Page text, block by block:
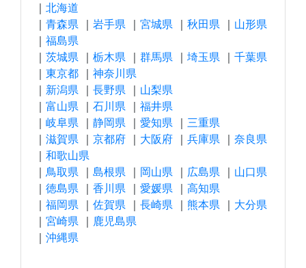
｜ 北海道
｜ 青森県 ｜ 岩手県 ｜ 宮城県 ｜ 秋田県 ｜ 山形県
｜ 福島県
｜ 茨城県 ｜ 栃木県 ｜ 群馬県 ｜ 埼玉県 ｜ 千葉県
｜ 東京都 ｜ 神奈川県
｜ 新潟県 ｜ 長野県 ｜ 山梨県
｜ 富山県 ｜ 石川県 ｜ 福井県
｜ 岐阜県 ｜ 静岡県 ｜ 愛知県 ｜ 三重県
｜ 滋賀県 ｜ 京都府 ｜ 大阪府 ｜ 兵庫県 ｜ 奈良県
｜ 和歌山県
｜ 鳥取県 ｜ 島根県 ｜ 岡山県 ｜ 広島県 ｜ 山口県
｜ 徳島県 ｜ 香川県 ｜ 愛媛県 ｜ 高知県
｜ 福岡県 ｜ 佐賀県 ｜ 長崎県 ｜ 熊本県 ｜ 大分県
｜ 宮崎県 ｜ 鹿児島県
｜ 沖縄県